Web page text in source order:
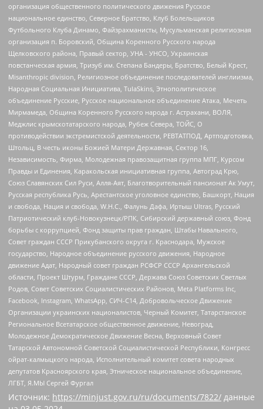
организация общественного политического движения Русское
национальное единство, Северное Братство, Клуб Болельщиков
Футбольного Клуба Динамо, Файзрахманисты, Мусульманская религиозная
организация п. Боровский, Община Коренного Русского народа
Щелковского района, Правый сектор, УНА - УНСО, Украинская
повстанческая армия, Тризуб им. Степана Бандеры, Братство, Белый Крест,
Misanthropic division, Религиозное объединение последователей инглиизма,
Народная Социальная Инициатива, TulaSkins, Этнополитическое
объединение Русские, Русское национальное объединение Атака, Мечеть
Мирмамеда, Община Коренного Русского народа г. Астрахани, ВОЛЯ,
Меджлис крымскотатарского народа, Рубеж Севера, ТОЙС, О
противодействии экстремистской деятельности, РЕВТАТПОД, Артподготовка,
Штольц, В честь иконы Божией Матери Державная, Сектор 16,
Независимость, Фирма, Молодежная правозащитная группа МПГ, Курсом
Правды и Единения, Каракольская инициативная группа, Автоград Крю,
Союз Славянских Сил Руси, Алля-Аят, Благотворительный пансионат Ак Умут,
Русская республика Русь, Арестантское уголовное единство, Башкорт, Нация
и свобода, Нация и свобода, W.H.С., Фалунь Дафа, Иртыш Ultras, Русский
Патриотический клуб-Новокузнецк/РПК, Сибирский державный союз, Фонд
борьбы с коррупцией, Фонд защиты прав граждан, Штабы Навального,
Совет граждан СССР Прикубанского округа г. Краснодара, Мужское
государство, Народное объединение русского движения, Народное
движение Адат, Народный совет граждан РСФСР СССР Архангельской
области, Проект Штурм, Граждане СССР, Держава Союз Советских Светлых
Родов, Совет Советских Социалистических Районов, Meta Platforms Inc,
Facebook, Instagram, WhatsApp, СИЧ-С14, Добровольческое Движение
Организации украинских националистов, Черный Комитет, Татарстанское
Региональное Всетатарское общественное движение, Невоград,
Молодежное Демократическое Движение Весна, Верховный Совет
Татарской Автономной Советской Социалистической Республики, Конгресс
ойрат-калмыцкого народа, Исполнительный комитет совета народных
депутатов Красноярского края, Этническое национальное объединение,
ЛГБТ, Я.МЫ Сергей Фургал
Источник: https://minjust.gov.ru/ru/documents/7822/ данные